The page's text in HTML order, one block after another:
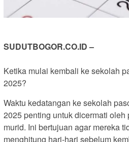
SUDUTBOGOR.CO.ID –
Ketika mulai kembali ke sekolah
2025?
Waktu kedatangan ke sekolah
2025 penting untuk dicermati
murid. Ini bertujuan agar mereka
menghitung hari-hari sebelum